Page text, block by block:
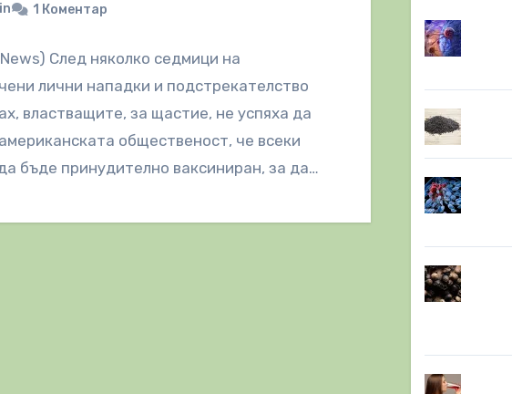
1 Коментар
След няколко седмици на
лични нападки и подстрекателство
властващите, за щастие, не успяха да
общественост, че всеки
бъде принудително ваксиниран, за да…